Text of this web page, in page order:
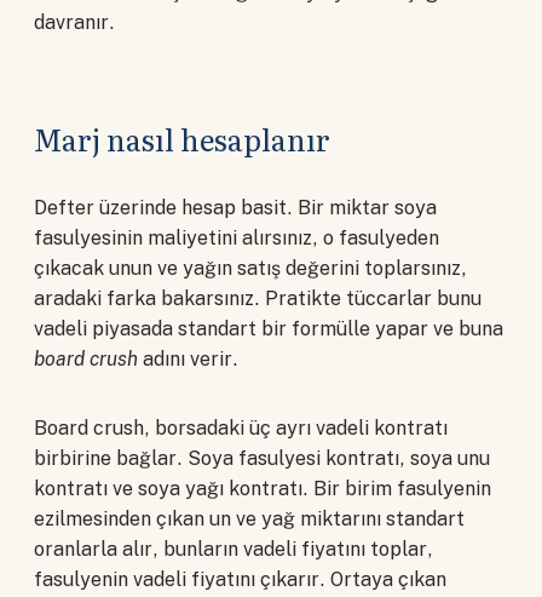
davranır.
Marj nasıl hesaplanır
Defter üzerinde hesap basit. Bir miktar soya
fasulyesinin maliyetini alırsınız, o fasulyeden
çıkacak unun ve yağın satış değerini toplarsınız,
aradaki farka bakarsınız. Pratikte tüccarlar bunu
vadeli piyasada standart bir formülle yapar ve buna
board crush adını verir.
Board crush, borsadaki üç ayrı vadeli kontratı
birbirine bağlar. Soya fasulyesi kontratı, soya unu
kontratı ve soya yağı kontratı. Bir birim fasulyenin
ezilmesinden çıkan un ve yağ miktarını standart
oranlarla alır, bunların vadeli fiyatını toplar,
fasulyenin vadeli fiyatını çıkarır. Ortaya çıkan